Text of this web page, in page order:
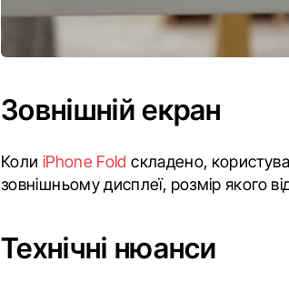
Зовнішній екран
Коли iPhone Fold складено,
зовнішньому дисплеї, розмір якого
Технічні нюанси